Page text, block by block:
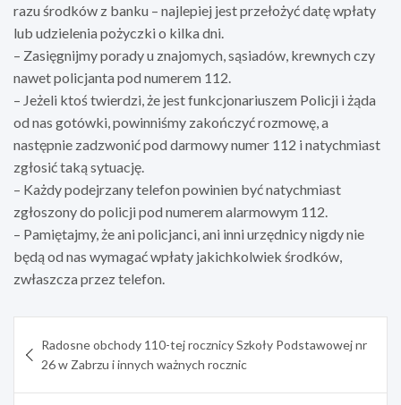
razu środków z banku – najlepiej jest przełożyć datę wpłaty
lub udzielenia pożyczki o kilka dni.
– Zasięgnijmy porady u znajomych, sąsiadów, krewnych czy
nawet policjanta pod numerem 112.
– Jeżeli ktoś twierdzi, że jest funkcjonariuszem Policji i żąda
od nas gotówki, powinniśmy zakończyć rozmowę, a
następnie zadzwonić pod darmowy numer 112 i natychmiast
zgłosić taką sytuację.
– Każdy podejrzany telefon powinien być natychmiast
zgłoszony do policji pod numerem alarmowym 112.
– Pamiętajmy, że ani policjanci, ani inni urzędnicy nigdy nie
będą od nas wymagać wpłaty jakichkolwiek środków,
zwłaszcza przez telefon.
wpisu
Radosne obchody 110-tej rocznicy Szkoły Podstawowej nr
26 w Zabrzu i innych ważnych rocznic